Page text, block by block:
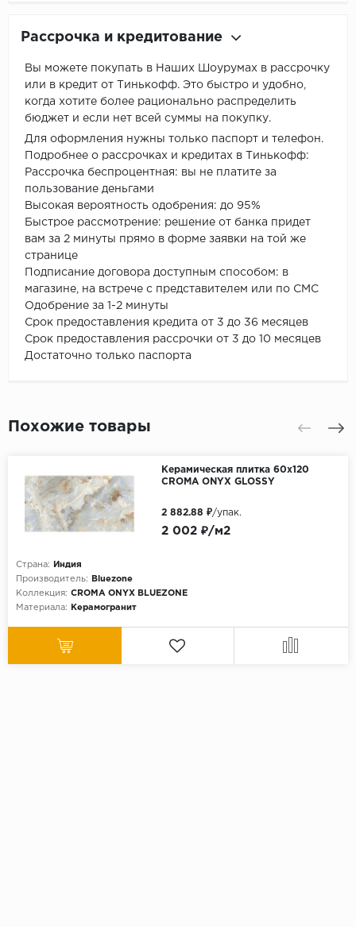
Рассрочка и кредитование
Вы можете покупать в Наших Шоурумах в рассрочку
или в кредит от Тинькофф. Это быстро и удобно,
когда хотите более рационально распределить
бюджет и если нет всей суммы на покупку.
Для оформления нужны только паспорт и телефон.
Подробнее о рассрочках и кредитах в Тинькофф:
Рассрочка беспроцентная: вы не платите за
пользование деньгами
Высокая вероятность одобрения: до 95%
Быстрое рассмотрение: решение от банка придет
вам за 2 минуты прямо в форме заявки на той же
странице
Подписание договора доступным способом: в
магазине, на встрече с представителем или по СМС
Одобрение за 1-2 минуты
Срок предоставления кредита от 3 до 36 месяцев
Срок предоставления рассрочки от 3 до 10 месяцев
Достаточно только паспорта
Похожие товары
Керамическая плитка 60x120
CROMA ONYX GLOSSY
Страна:
Индия
Производитель:
Bluezone
Коллекция: CROMA ONYX BLUEZONE
Материала:
Керамогранит
2 002 ₽/м2
2 882.88 ₽/упак.